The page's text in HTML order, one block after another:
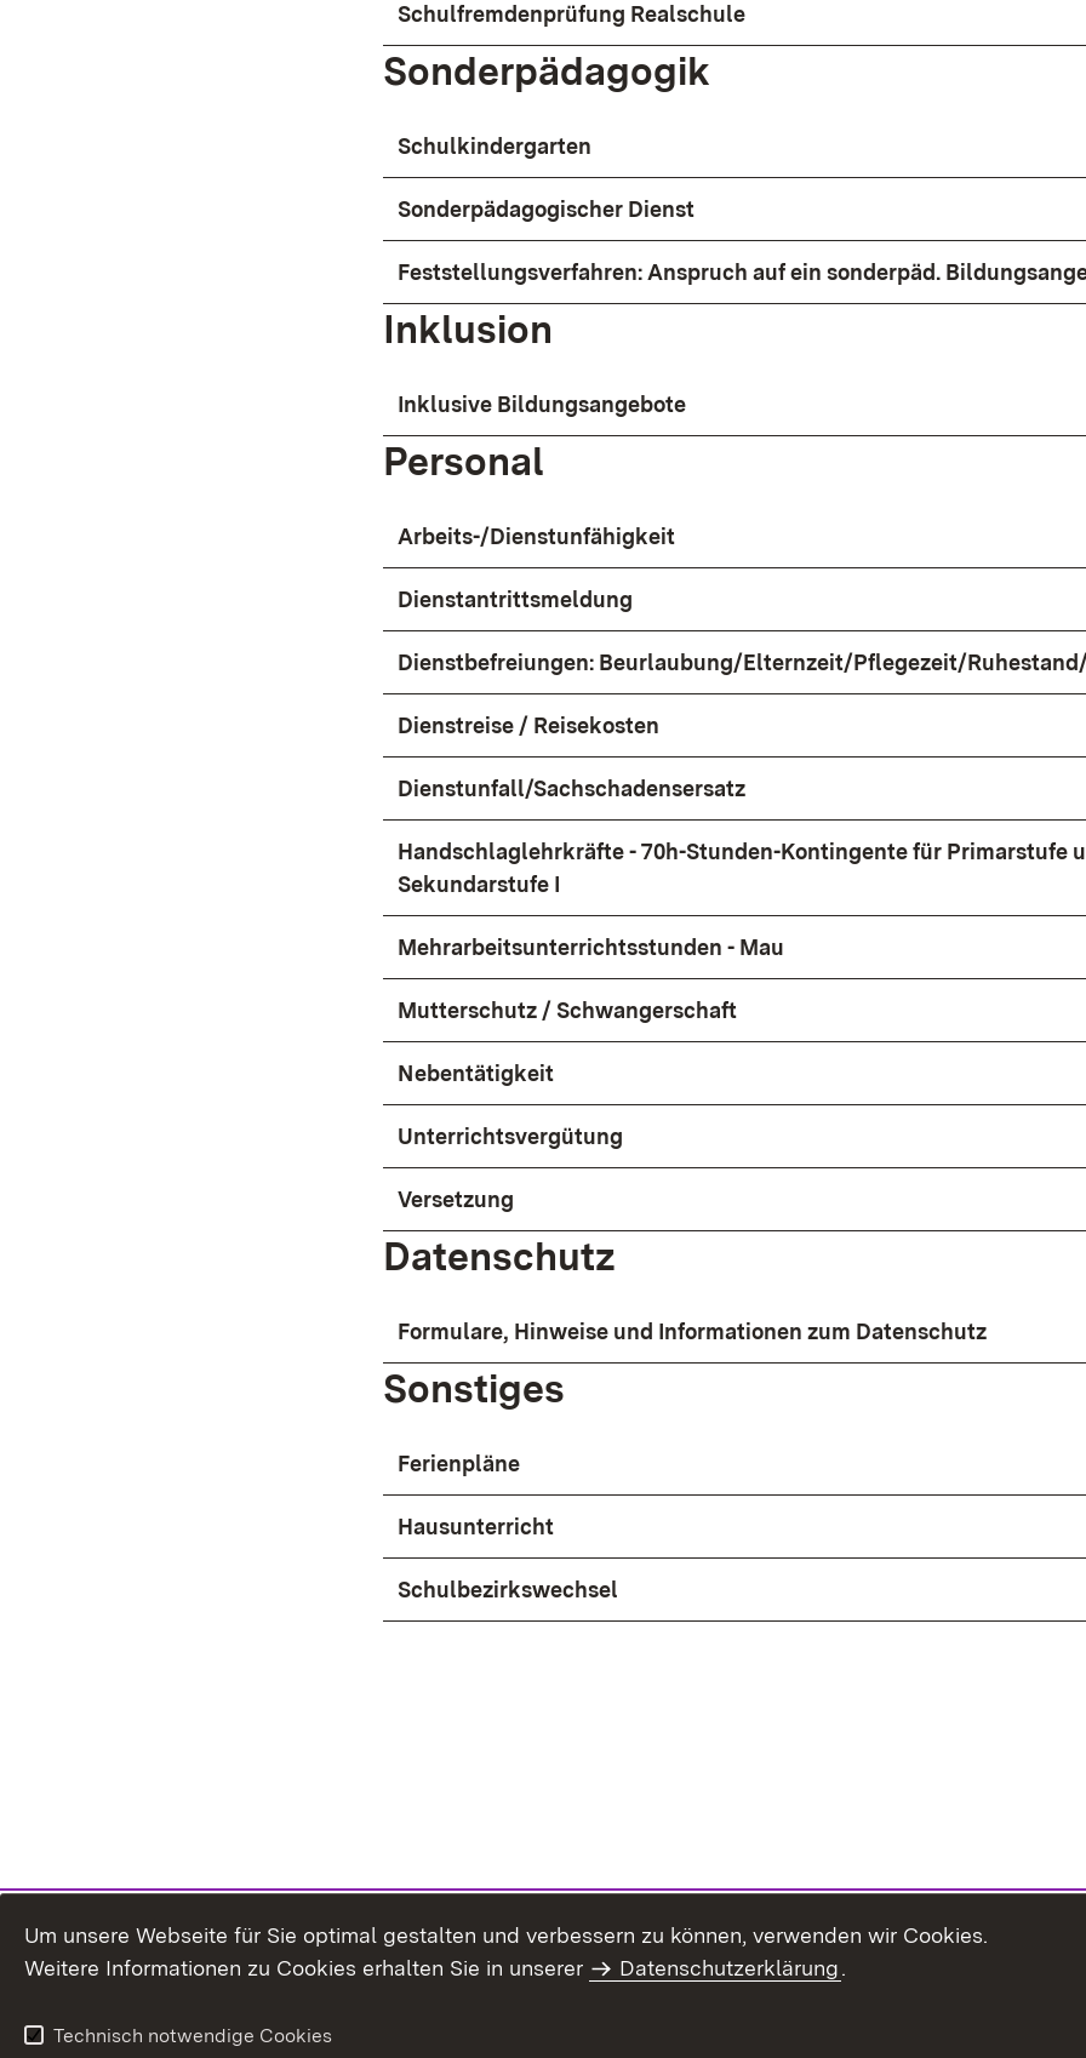
Schulfremdenprüfung Realschule
Sonderpädagogik
Schulkindergarten
Sonderpädagogischer Dienst
Feststellungsverfahren: Anspruch auf ein sonderpäd.
Inklusion
Inklusive Bildungsangebote
Personal
Arbeits-/Dienstunfähigkeit
Dienstantrittsmeldung
Dienstbefreiungen: Beurlaubung/Elternzeit/Pflegezeit/
Dienstreise / Reisekosten
Dienstunfall/Sachschadensersatz
Handschlaglehrkräfte - 70h-Stunden-Kontingente für Primarstufe
Sekundarstufe I
Mehrarbeitsunterrichtsstunden - Mau
Mutterschutz / Schwangerschaft
Nebentätigkeit
Unterrichtsvergütung
Versetzung
Datenschutz
Formulare, Hinweise und Informationen zum Datenschutz
Sonstiges
Ferienpläne
Hausunterricht
Schulbezirkswechsel
Um unsere Webseite für Sie optimal gestalten und verbessern zu können, verwenden wir Cookies.
Weitere Informationen zu Cookies erhalten Sie in unserer
Datenschutzerklärung.
Technisch notwendige Cookies